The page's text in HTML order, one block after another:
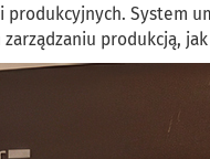
produkcyjnych. System
produkcją,